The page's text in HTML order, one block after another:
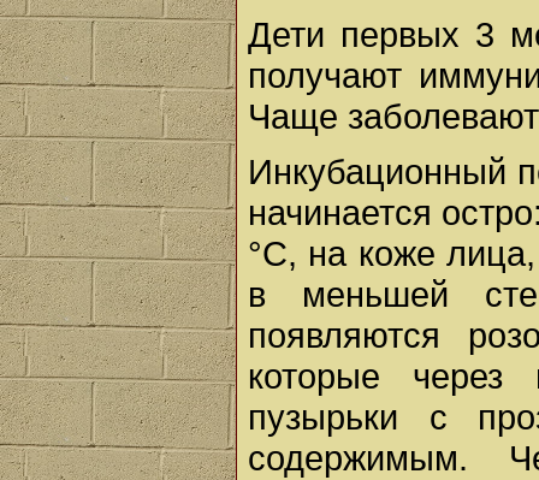
Дети первых 3
получают
Чаще
Инкубационный
начинается
°С, на коже
в меньшей
появляются
которые через
пузырьки с
содержимым.